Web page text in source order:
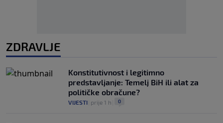
ZDRAVLJE
Konstitutivnost i legitimno
predstavljanje: Temelj BiH ili alat za
političke obračune?
VIJESTI prije 1 h 0